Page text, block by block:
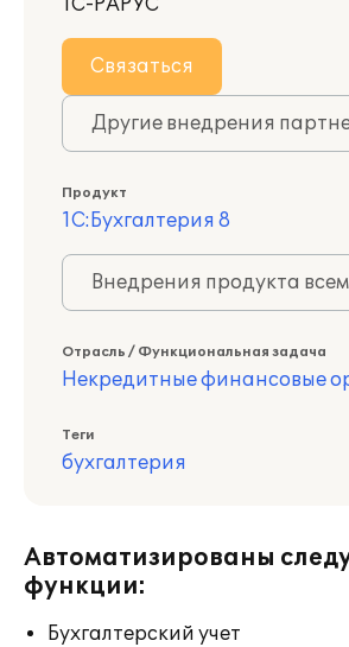
1С-РАРУС
Связаться
Другие внедрения
Продукт
1С:Бухгалтерия 8
Внедрения продукта
Отрасль / Функциональная задача
Некредитные финансовые
Теги
бухгалтерия
Автоматизированы
функции:
Бухгалтерский учет